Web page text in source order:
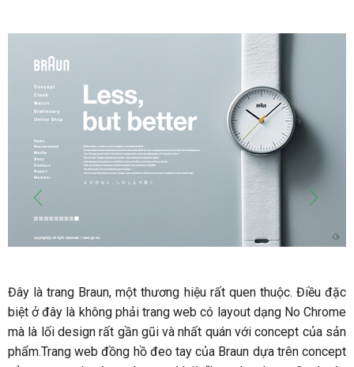
Đây là trang Braun, một thương hiệu rất quen thuộc. Điều đặc
biệt ở đây là không phải trang web có layout dạng No Chrome
mà là lối design rất gần gũi và nhất quán với concept của sản
phẩm.Trang web đồng hồ đeo tay của Braun dựa trên concept